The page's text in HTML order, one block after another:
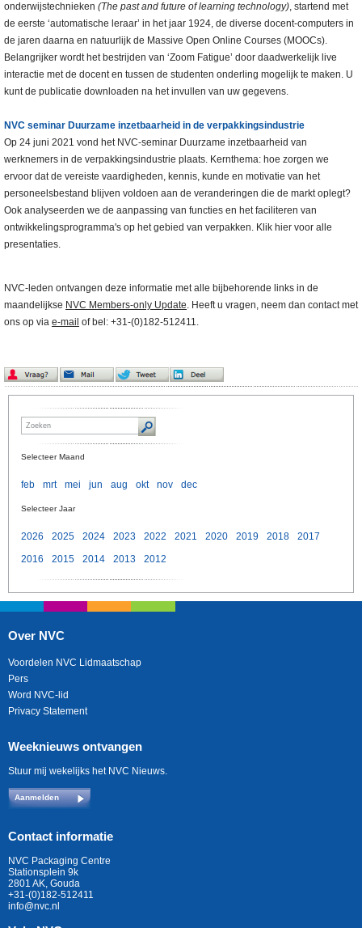
onderwijstechnieken (The past and future of learning technology), startend met
de eerste ‘automatische leraar’ in het jaar 1924, de diverse docent-computers in
de jaren daarna en natuurlijk de Massive Open Online Courses (MOOCs).
Belangrijker wordt het bestrijden van ‘Zoom Fatigue’ door daadwerkelijk live
interactie met de docent en tussen de studenten onderling mogelijk te maken. U
kunt de publicatie downloaden na het invullen van uw gegevens.
NVC seminar Duurzame inzetbaarheid in de verpakkingsindustrie
Op 24 juni 2021 vond het NVC-seminar Duurzame inzetbaarheid van
werknemers in de verpakkingsindustrie plaats. Kernthema: hoe zorgen we
ervoor dat de vereiste vaardigheden, kennis, kunde en motivatie van het
personeelsbestand blijven voldoen aan de veranderingen die de markt oplegt?
Ook analyseerden we de aanpassing van functies en het faciliteren van
ontwikkelingsprogramma's op het gebied van verpakken. Klik hier voor alle
presentaties.
NVC-leden ontvangen deze informatie met alle bijbehorende links in de
maandelijkse NVC Members-only Update. Heeft u vragen, neem dan contact met
ons op via e-mail of bel: +31-(0)182-512411.
Selecteer Maand
feb mrt mei jun aug okt nov dec
Selecteer Jaar
2026 2025 2024 2023 2022 2021 2020 2019 2018
2017
2016
2015 2014 2013 2012
Over NVC
Voordelen NVC Lidmaatschap
Pers
Word NVC-lid
Privacy Statement
Weeknieuws ontvangen
Stuur mij wekelijks het NVC Nieuws.
Aanmelden
Contact informatie
NVC Packaging Centre
Stationsplein 9k
2801 AK, Gouda
+31-(0)182-512411
info@nvc.nl